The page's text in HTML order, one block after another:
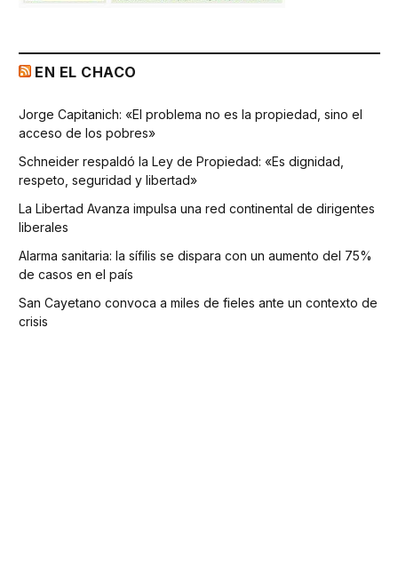
EN EL CHACO
Jorge Capitanich: «El problema no es la propiedad, sino el
acceso de los pobres»
Schneider respaldó la Ley de Propiedad: «Es dignidad,
respeto, seguridad y libertad»
La Libertad Avanza impulsa una red continental de dirigentes
liberales
Alarma sanitaria: la sífilis se dispara con un aumento del 75%
de casos en el país
San Cayetano convoca a miles de fieles ante un contexto de
crisis